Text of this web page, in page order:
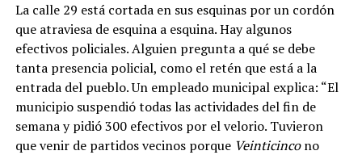
La calle 29 está cortada en sus esquinas por un cordón
que atraviesa de esquina a esquina. Hay algunos
efectivos policiales. Alguien pregunta a qué se debe
tanta presencia policial, como el retén que está a la
entrada del pueblo. Un empleado municipal explica: “El
municipio suspendió todas las actividades del fin de
semana y pidió 300 efectivos por el velorio. Tuvieron
que venir de partidos vecinos porque Veinticincono